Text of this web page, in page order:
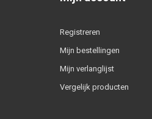
Registreren
Mijn bestellingen
Mijn verlanglijst
Vergelijk producten